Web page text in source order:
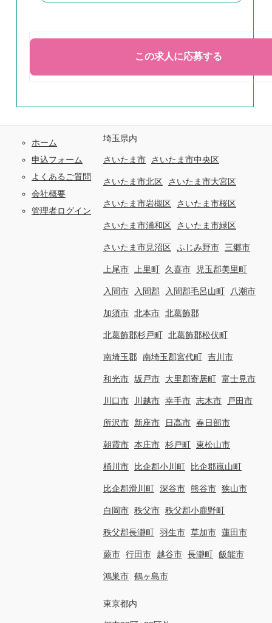
ホーム
申込フォーム
よくあるご質問
会社概要
管理者ログイン
埼玉県内
さいたま市 さいたま市中央区
さいたま市北区 さいたま市大宮区
さいたま市岩槻区 さいたま市桜区
さいたま市浦和区 さいたま市緑区
さいたま市見沼区 ふじみ野市 三郷市
上尾市 上里町 久喜市 児玉郡美里町
入間市 入間郡 入間郡毛呂山町 八潮市
加須市 北本市 北葛飾郡
北葛飾郡杉戸町 北葛飾郡松伏町
南埼玉郡 南埼玉郡宮代町 吉川市
和光市 坂戸市 大里郡寄居町 富士見市
川口市 川越市 幸手市 志木市 戸田市
所沢市 新座市 日高市 春日部市
朝霞市 本庄市 杉戸町 東松山市
桶川市 比企郡小川町 比企郡嵐山町
比企郡滑川町 深谷市 熊谷市 狭山市
白岡市 秩父市 秩父郡小鹿野町
秩父郡長瀞町 羽生市 草加市 蓮田市
蕨市 行田市 越谷市 長瀞町 飯能市
鴻巣市 鶴ヶ島市
東京都内